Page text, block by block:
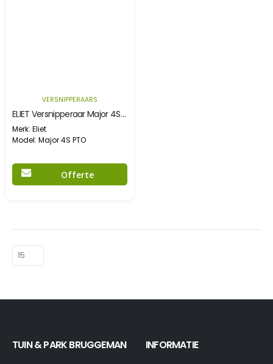
VERSNIPPERAARS
ELIET Versnipperaar Major 4S aftakas
Merk: Eliet
Model: Major 4S PTO
Offerte
TUIN & PARK BRUGGEMAN INFORMATIE